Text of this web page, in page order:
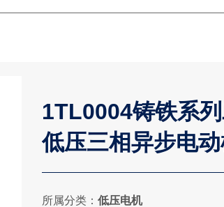
1TL0004铸铁系
低压三相异步电
所属分类： 低压电机